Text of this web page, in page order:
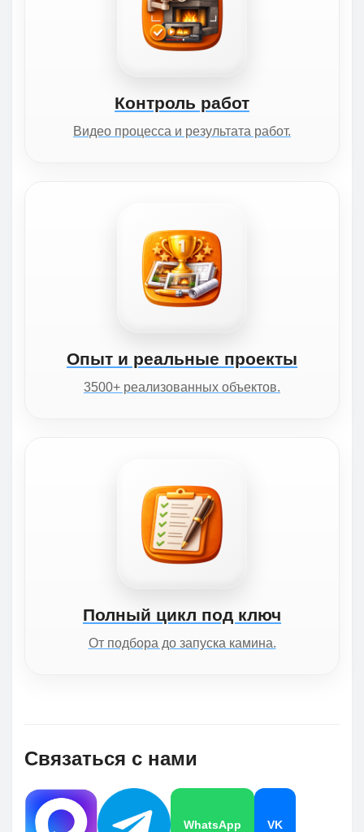
Контроль работ
Видео процесса и результата работ.
Опыт и реальные проекты
3500+ реализованных объектов.
Полный цикл под ключ
От подбора до запуска камина.
Связаться с нами
WhatsApp VK